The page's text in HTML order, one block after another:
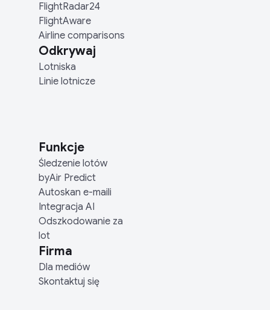
FlightRadar24
FlightAware
Airline comparisons
Odkrywaj
Lotniska
Linie lotnicze
Funkcje
Śledzenie lotów
byAir Predict
Autoskan e-maili
Integracja AI
Odszkodowanie za
lot
Firma
Dla mediów
Skontaktuj się